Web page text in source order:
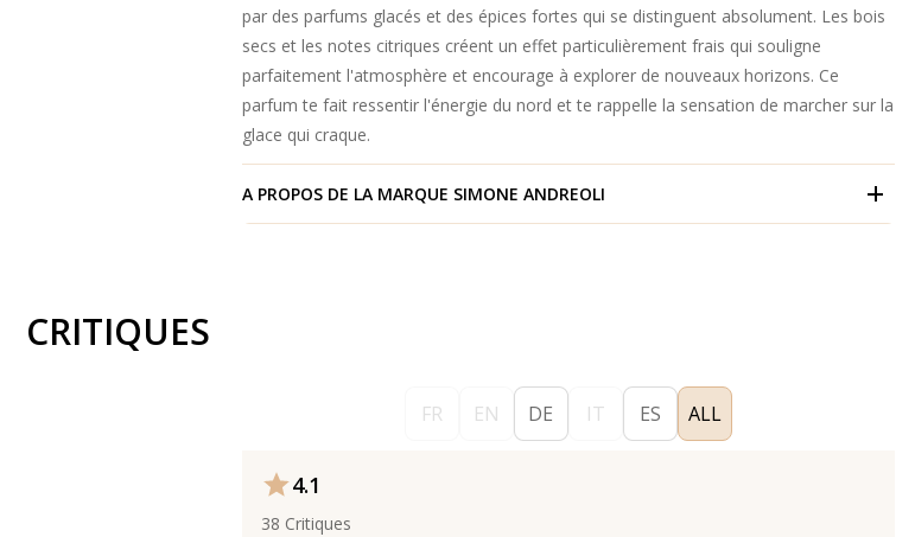
par des parfums glacés et des épices fortes qui se distinguent absolument. Les bois
secs et les notes citriques créent un effet particulièrement frais qui souligne
parfaitement l'atmosphère et encourage à explorer de nouveaux horizons. Ce
parfum te fait ressentir l'énergie du nord et te rappelle la sensation de marcher sur la
glace qui craque.
A PROPOS DE LA MARQUE SIMONE ANDREOLI
CRITIQUES
FR EN DE IT ES ALL
4.1
38 Critiques